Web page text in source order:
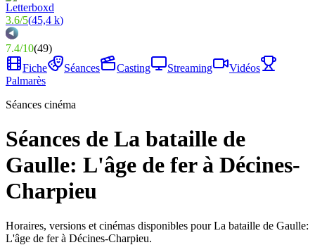
3.6/5(45,4 k)
7.4/10(49)
Fiche
Séances Casting Streaming
Vidéos
Palmarès
Séances cinéma
Séances de La bataille de
Gaulle: L'âge de fer à Décines-
Charpieu
Horaires, versions et cinémas disponibles pour La bataille de Gaulle:
L'âge de fer à Décines-Charpieu.